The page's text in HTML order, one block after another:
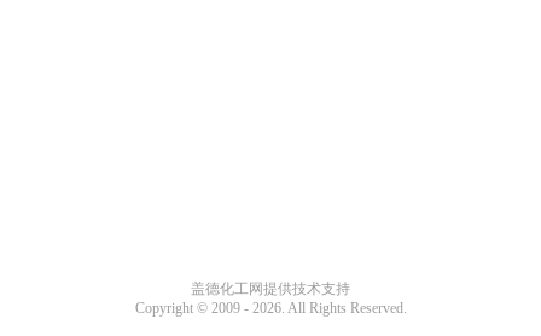
盖德化工网提供技术支持
Copyright © 2009 - 2026. All Rights Reserved.